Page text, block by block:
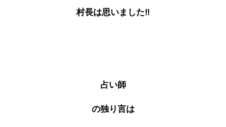
村長は思いました‼
占い師
の独り言は